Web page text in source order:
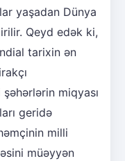
yaşadan Dünya
Qeyd edək ki,
tarixin ən
miqyası
geridə
milli
müəyyən